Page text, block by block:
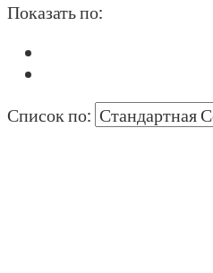
Показать по:
Список по: